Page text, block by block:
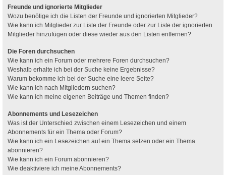
Freunde und ignorierte Mitglieder
Wozu benötige ich die Listen der Freunde und ignorierten Mitglieder?
Wie kann ich Mitglieder zur Liste der Freunde oder zur Liste der ignorierten
Mitglieder hinzufügen oder diese wieder aus den Listen entfernen?
Die Foren durchsuchen
Wie kann ich ein Forum oder mehrere Foren durchsuchen?
Weshalb erhalte ich bei der Suche keine Ergebnisse?
Warum bekomme ich bei der Suche eine leere Seite?
Wie kann ich nach Mitgliedern suchen?
Wie kann ich meine eigenen Beiträge und Themen finden?
Abonnements und Lesezeichen
Was ist der Unterschied zwischen einem Lesezeichen und einem
Abonnements für ein Thema oder Forum?
Wie kann ich ein Lesezeichen auf ein Thema setzen oder ein Thema
abonnieren?
Wie kann ich ein Forum abonnieren?
Wie deaktiviere ich meine Abonnements?